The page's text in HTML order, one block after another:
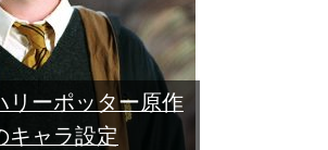
リーポッター原作
キャラ設定